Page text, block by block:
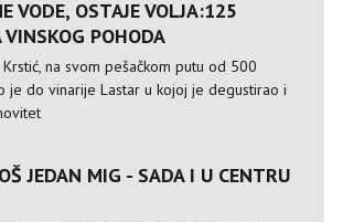
VODE, OSTAJE VOLJA:125
VINSKOG POHODA
na svom pešačkom putu od 500
je do vinarije Lastar u kojoj je degustirao i
JEDAN MIG - SADA I U CENTRU